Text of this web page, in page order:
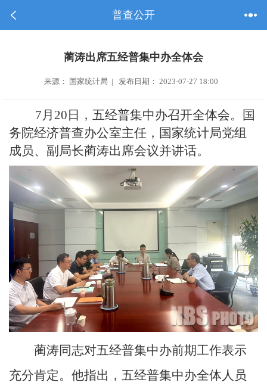
普查公开
蔺涛出席五经普集中办全体会
来源： 国家统计局 | 发布日期： 2023-07-27 18:00
7月20日，五经普集中办召开全体会。国
务院经济普查办公室主任，国家统计局党组
成员、副局长蔺涛出席会议并讲话。
蔺涛同志对五经普集中办前期工作表示
充分肯定。他指出，五经普集中办全体人员